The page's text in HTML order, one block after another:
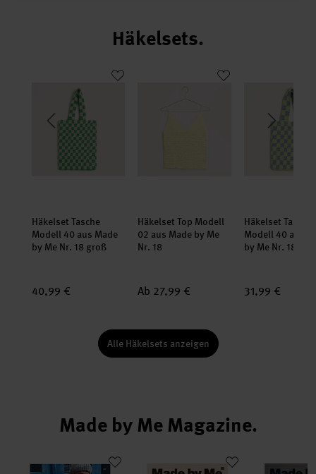
Häkelsets.
Modell 15 aus Made by Me Nr. 18
Häkelset Tasche Modell 40 aus Made by Me Nr. 18 groß
Häkelset Tasche
Modell 40 aus Made
by Me Nr. 18 groß
40,99 €
Häkelset Top Modell 02 aus Made
Häkelset Top Modell
02 aus Made by Me
Nr. 18
Ab 27,99 €
Häkelset Tasche
Modell 40 aus
by Me Nr. 18
31,99 €
Alle Häkelsets anzeigen
Made by Me Magazine.
Made by Me Men No.1 Made by Me No. 22 Frühjahr-Sommer